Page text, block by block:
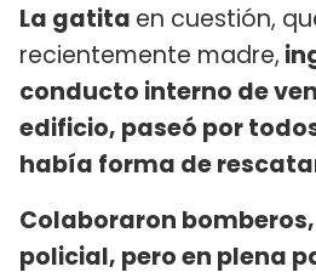
La gatita en cuestión,
recientemente madre,
conducto interno de
edificio, paseó por
había forma de
Colaboraron
policial, pero en plena